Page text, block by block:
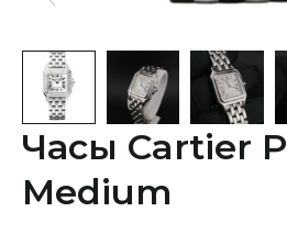
Часы Cartier
Medium